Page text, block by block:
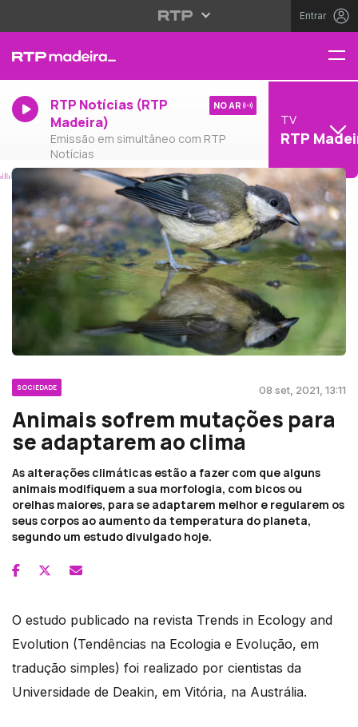
Entrar
RTP Notícias (RTP
Madeira)
Emissão em simultâneo com RTP
Notícias
NO AR
TV
RTP
SOCIEDADE 08 set, 2021, 13:11
Animais sofrem mutações para
se adaptarem ao clima
As alterações climáticas estão a fazer com que alguns
animais modifiquem a sua morfologia, com bicos ou
orelhas maiores, para se adaptarem melhor e regularem os
seus corpos ao aumento da temperatura do planeta,
segundo um estudo divulgado hoje.
O estudo publicado na revista Trends in Ecology and
Evolution (Tendências na Ecologia e Evolução, em
tradução simples) foi realizado por cientistas da
Universidade de Deakin, em Vitória, na Austrália.